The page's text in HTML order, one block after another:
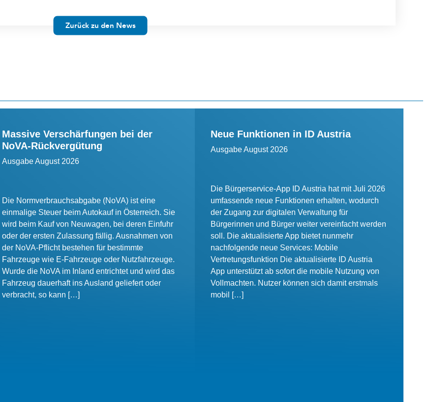
Zurück zu den News
Massive Verschärfungen bei der
NoVA-Rückvergütung
Ausgabe August 2026
Die Normverbrauchsabgabe (NoVA) ist eine
einmalige Steuer beim Autokauf in Österreich. Sie
wird beim Kauf von Neuwagen, bei deren Einfuhr
oder der ersten Zulassung fällig. Ausnahmen von
der NoVA-Pflicht bestehen für bestimmte
Fahrzeuge wie E-Fahrzeuge oder Nutzfahrzeuge.
Wurde die NoVA im Inland entrichtet und wird das
Fahrzeug dauerhaft ins Ausland geliefert oder
verbracht, so kann […]
Neue Funktionen in ID Austria
Ausgabe August 2026
Die Bürgerservice-App ID Austria hat mit Juli 2026
umfassende neue Funktionen erhalten, wodurch
der Zugang zur digitalen Verwaltung für
Bürgerinnen und Bürger weiter vereinfacht werden
soll. Die aktualisierte App bietet nunmehr
nachfolgende neue Services: Mobile
Vertretungsfunktion Die aktualisierte ID Austria
App unterstützt ab sofort die mobile Nutzung von
Vollmachten. Nutzer können sich damit erstmals
mobil […]